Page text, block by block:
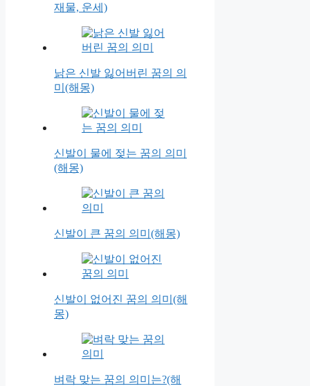
재물, 운세)
낡은 신발 잃어버린 꿈의 의
미(해몽)
신발이 물에 젖는 꿈의 의미
(해몽)
신발이 큰 꿈의 의미(해몽)
신발이 없어진 꿈의 의미(해
몽)
벼락 맞는 꿈의 의미는?(해